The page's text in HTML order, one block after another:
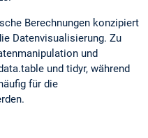
Berechnungen konzipiert
Datenvisualisierung. Zu
und
und tidyr, während
für die